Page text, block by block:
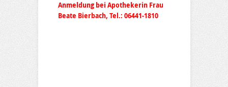
Anmeldung bei Apothekerin Frau
Beate Bierbach, Tel.: 06441-1810